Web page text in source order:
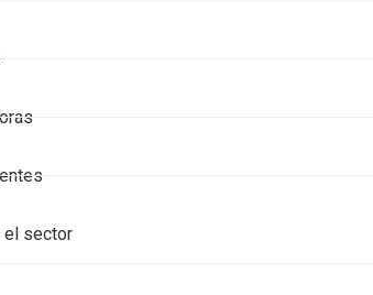
el sector